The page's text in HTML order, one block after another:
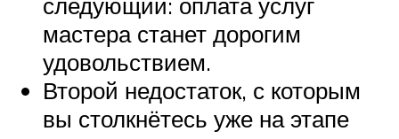
мастера станет дорогим
удовольствием.
Второй недостаток, с которым
вы столкнётесь уже на этапе